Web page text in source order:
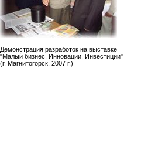
Демонстрация разработок на выставке
"Малый бизнес. Инновации. Инвестиции"
(г. Магнитогорск, 2007 г.)